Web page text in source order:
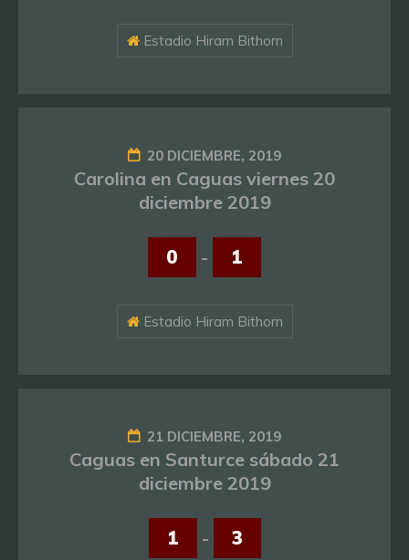
Estadio Hiram Bithorn
20 DICIEMBRE, 2019
Carolina en Caguas viernes 20
diciembre 2019
0 - 1
Estadio Hiram Bithorn
21 DICIEMBRE, 2019
Caguas en Santurce sábado 21
diciembre 2019
1 - 3